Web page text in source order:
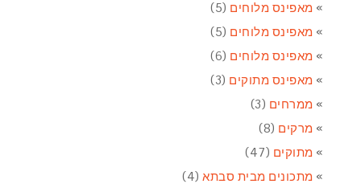
מאפינס מלוחים (5)
מאפינס מלוחים (5)
מאפינס מלוחים (6)
מאפינס מתוקים (3)
ממרחים (3)
מרקים (8)
מתוקים (47)
מתכונים מבית סבתא(4)